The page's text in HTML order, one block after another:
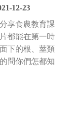
12-23
享食農教育課
都能在第一時
下的根、莖類
問你們怎都知